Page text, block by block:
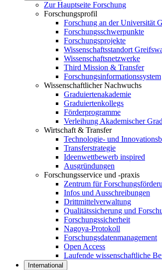
Zur Hauptseite Forschung
Forschungsprofil
Forschung an der Universität
Forschungsschwerpunkte
Forschungsprojekte
Wissenschaftsstandort
Wissenschaftsnetzwerke
Third Mission & Transfer
Forschungsinformationssystem
Wissenschaftlicher Nachwuchs
Graduiertenakademie
Graduiertenkollegs
Förderprogramme
Verleihung Akademischer
Wirtschaft & Transfer
Technologie- und
Transferstrategie
Ideenwettbewerb inspired
Ausgründungen
Forschungsservice und -praxis
Zentrum für
Infos und Ausschreibungen
Drittmittelverwaltung
Qualitätssicherung und
Forschungssicherheit
Nagoya-Protokoll
Forschungsdatenmanagement
Open Access
Laufende wissenschaftliche
International